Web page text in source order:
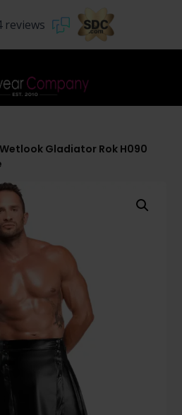
reviews
Gladiator Rok H090